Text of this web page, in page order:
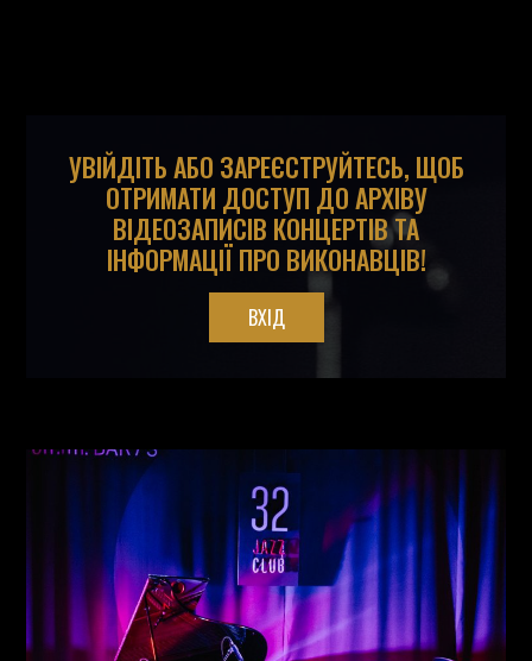
УВІЙДІТЬ АБО ЗАРЕЄСТРУЙТЕСЬ, ЩОБ
ОТРИМАТИ ДОСТУП ДО АРХІВУ
ВІДЕОЗАПИСІВ КОНЦЕРТІВ ТА
ІНФОРМАЦІЇ ПРО ВИКОНАВЦІВ!
ВХІД